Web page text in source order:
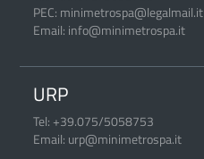
PEC: minimetrospa@legalmail.it
Email: info@minimetrospa.it
URP
Tel: +39.075/5058753
Email: urp@minimetrospa.it